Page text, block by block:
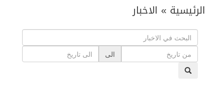
الرئيسية » الاخبار
الى